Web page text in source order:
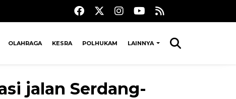
OLAHRAGA KESRA POLHUKAM LAINNYA
jalan Serdang-